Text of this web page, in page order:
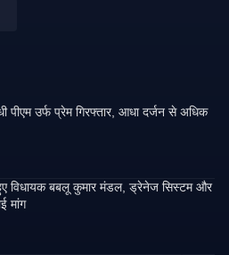
पीएम उर्फ प्रेम गिरफ्तार, आधा दर्जन से अधिक
विधायक बबलू कुमार मंडल, ड्रेनेज सिस्टम और
मांग